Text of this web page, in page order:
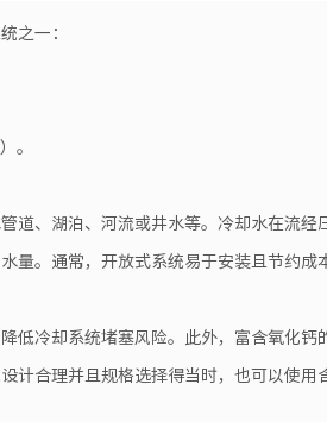
之一：
。
道、湖泊、河流或井水等。冷却水在流经
量。通常，开放式系统易于安装且节约成
低冷却系统堵塞风险。此外，富含氧化钙
计合理并且规格选择得当时，也可以使用